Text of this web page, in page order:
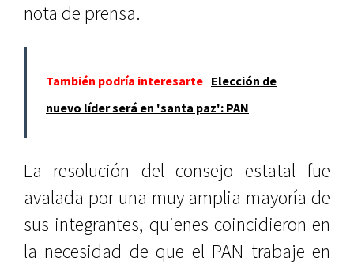
nota de prensa.
También podría interesarte Elección de
nuevo líder será en 'santa paz': PAN
La resolución del consejo estatal fue
avalada por una muy amplia mayoría de
sus integrantes, quienes coincidieron en
la necesidad de que el PAN trabaje en